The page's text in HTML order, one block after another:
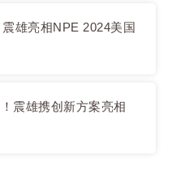
雄亮相NPE 2024美国
震雄携创新方案亮相